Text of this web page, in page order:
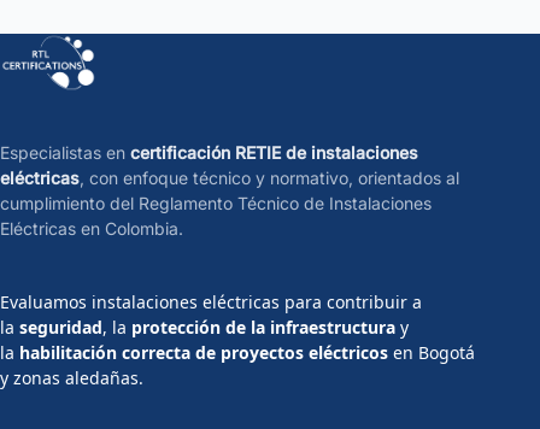
Especialistas en certificación RETIE de instalaciones
eléctricas, con enfoque técnico y normativo, orientados al
cumplimiento del Reglamento Técnico de Instalaciones
Eléctricas en Colombia.
Evaluamos instalaciones eléctricas para contribuir a
la seguridad, la protección de la infraestructura y
la habilitación correcta de proyectos eléctricos en Bogotá
y zonas aledañas.